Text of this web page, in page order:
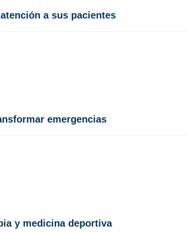
a sus pacientes
emergencias
y medicina deportiva